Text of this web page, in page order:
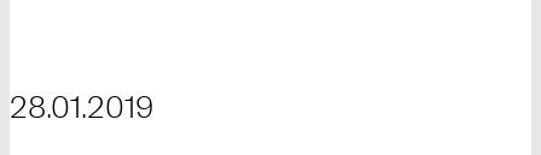
28.01.2019